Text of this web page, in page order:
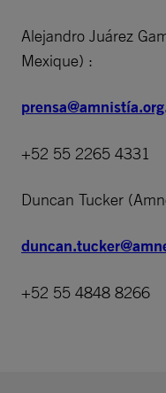
Alejandro Juárez
Mexique) :
+52 55 2265 4331
Duncan Tucker
+52 55 4848 8266